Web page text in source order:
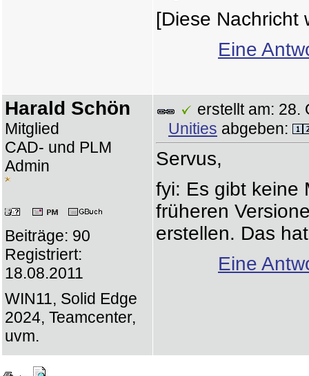
[Diese Nachricht
Eine
Harald Schön
Mitglied
CAD- und PLM
Admin
Beiträge: 90
Registriert:
18.08.2011
WIN11, Solid Edge
2024, Teamcenter,
uvm.
erstellt am:
Unities abgeben:
Servus,
fyi: Es gibt keine
früheren
erstellen. Das
Eine